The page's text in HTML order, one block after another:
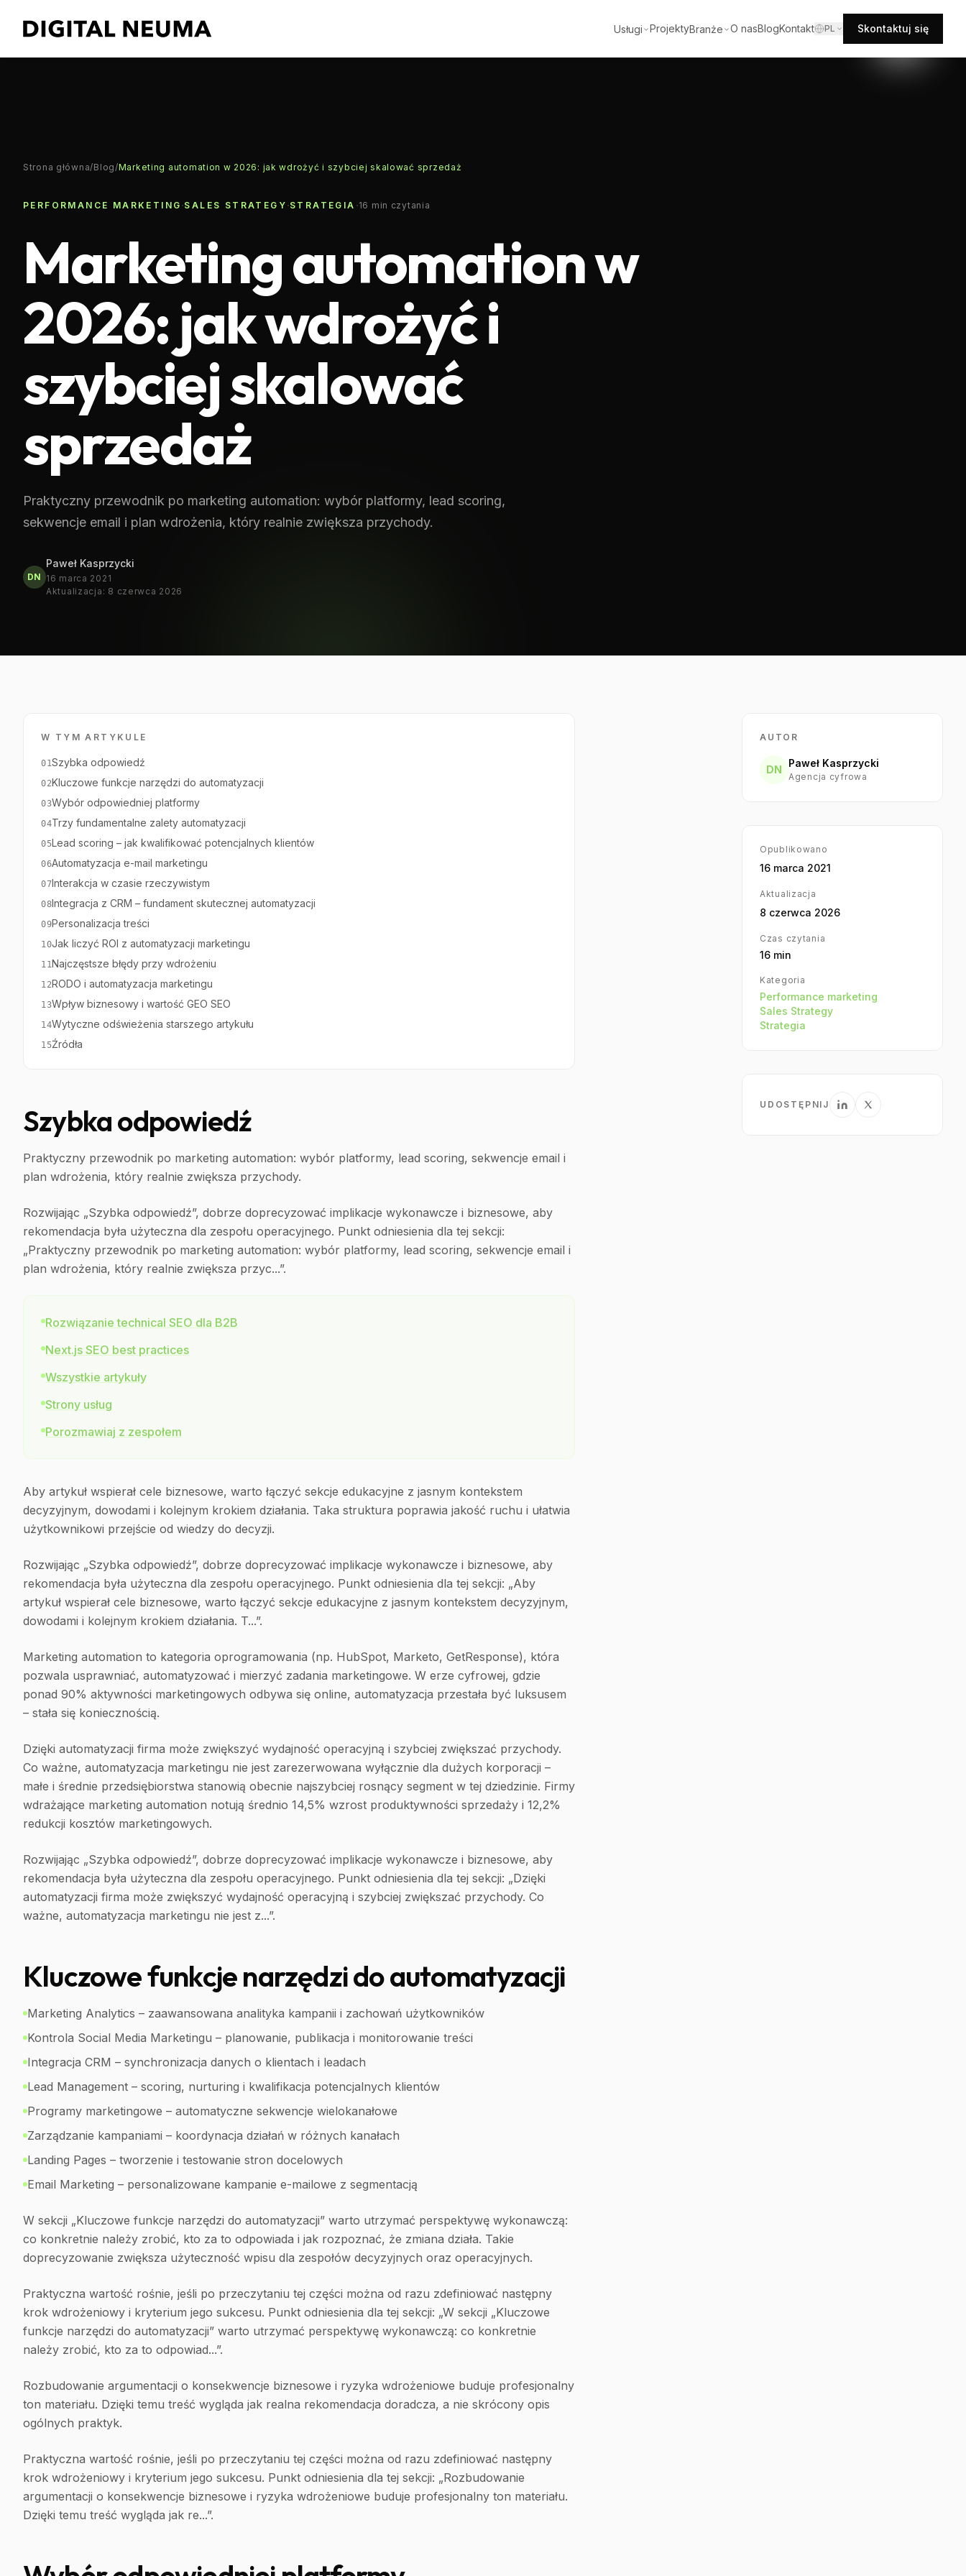
Usługi ProjektyBranże O nasBlogKontakt PL Skontaktuj się
Strona główna/Blog/Marketing automation w 2026: jak wdrożyć i szybciej skalować sprzedaż
PERFORMANCE MARKETING ·SALES STRATEGY ·STRATEGIA ·16 min czytania
Marketing automation w
2026: jak wdrożyć i
szybciej skalować
sprzedaż
Praktyczny przewodnik po marketing automation: wybór platformy, lead scoring,
sekwencje email i plan wdrożenia, który realnie zwiększa przychody.
DN
Paweł Kasprzycki
16 marca 2021
Aktualizacja : 8 czerwca 2026
W TYM ARTYKULE
01Szybka odpowiedź
02Kluczowe funkcje narzędzi do automatyzacji
03Wybór odpowiedniej platformy
04Trzy fundamentalne zalety automatyzacji
05Lead scoring – jak kwalifikować potencjalnych klientów
06Automatyzacja e-mail marketingu
07Interakcja w czasie rzeczywistym
08Integracja z CRM – fundament skutecznej automatyzacji
09Personalizacja treści
10Jak liczyć ROI z automatyzacji marketingu
11Najczęstsze błędy przy wdrożeniu
12RODO i automatyzacja marketingu
13Wpływ biznesowy i wartość GEO SEO
14Wytyczne odświeżenia starszego artykułu
15Źródła
Szybka odpowiedź
Praktyczny przewodnik po marketing automation: wybór platformy, lead scoring, sekwencje email i
plan wdrożenia, który realnie zwiększa przychody.
Rozwijając „Szybka odpowiedź”, dobrze doprecyzować implikacje wykonawcze i biznesowe, aby
rekomendacja była użyteczna dla zespołu operacyjnego. Punkt odniesienia dla tej sekcji:
„Praktyczny przewodnik po marketing automation: wybór platformy, lead scoring, sekwencje email i
plan wdrożenia, który realnie zwiększa przyc...”.
Rozwiązanie technical SEO dla B2B
Next.js SEO best practices
Wszystkie artykuły
Strony usług
Porozmawiaj z zespołem
Aby artykuł wspierał cele biznesowe, warto łączyć sekcje edukacyjne z jasnym kontekstem
decyzyjnym, dowodami i kolejnym krokiem działania. Taka struktura poprawia jakość ruchu i ułatwia
użytkownikowi przejście od wiedzy do decyzji.
Rozwijając „Szybka odpowiedź”, dobrze doprecyzować implikacje wykonawcze i biznesowe, aby
rekomendacja była użyteczna dla zespołu operacyjnego. Punkt odniesienia dla tej sekcji: „Aby
artykuł wspierał cele biznesowe, warto łączyć sekcje edukacyjne z jasnym kontekstem decyzyjnym,
dowodami i kolejnym krokiem działania. T...”.
Marketing automation to kategoria oprogramowania (np. HubSpot, Marketo, GetResponse), która
pozwala usprawniać, automatyzować i mierzyć zadania marketingowe. W erze cyfrowej, gdzie
ponad 90% aktywności marketingowych odbywa się online, automatyzacja przestała być luksusem
– stała się koniecznością.
Dzięki automatyzacji firma może zwiększyć wydajność operacyjną i szybciej zwiększać przychody.
Co ważne, automatyzacja marketingu nie jest zarezerwowana wyłącznie dla dużych korporacji –
małe i średnie przedsiębiorstwa stanowią obecnie najszybciej rosnący segment w tej dziedzinie. Firmy
wdrażające marketing automation notują średnio 14,5% wzrost produktywności sprzedaży i 12,2%
redukcji kosztów marketingowych.
Rozwijając „Szybka odpowiedź”, dobrze doprecyzować implikacje wykonawcze i biznesowe, aby
rekomendacja była użyteczna dla zespołu operacyjnego. Punkt odniesienia dla tej sekcji: „Dzięki
automatyzacji firma może zwiększyć wydajność operacyjną i szybciej zwiększać przychody. Co
ważne, automatyzacja marketingu nie jest z...”.
Kluczowe funkcje narzędzi do automatyzacji
Marketing Analytics – zaawansowana analityka kampanii i zachowań użytkowników
Kontrola Social Media Marketingu – planowanie, publikacja i monitorowanie treści
Integracja CRM – synchronizacja danych o klientach i leadach
Lead Management – scoring, nurturing i kwalifikacja potencjalnych klientów
Programy marketingowe – automatyczne sekwencje wielokanałowe
Zarządzanie kampaniami – koordynacja działań w różnych kanałach
Landing Pages – tworzenie i testowanie stron docelowych
Email Marketing – personalizowane kampanie e-mailowe z segmentacją
W sekcji „Kluczowe funkcje narzędzi do automatyzacji” warto utrzymać perspektywę wykonawczą:
co konkretnie należy zrobić, kto za to odpowiada i jak rozpoznać, że zmiana działa. Takie
doprecyzowanie zwiększa użyteczność wpisu dla zespołów decyzyjnych oraz operacyjnych.
Praktyczna wartość rośnie, jeśli po przeczytaniu tej części można od razu zdefiniować następny
krok wdrożeniowy i kryterium jego sukcesu. Punkt odniesienia dla tej sekcji: „W sekcji „Kluczowe
funkcje narzędzi do automatyzacji” warto utrzymać perspektywę wykonawczą: co konkretnie
należy zrobić, kto za to odpowiad...”.
Rozbudowanie argumentacji o konsekwencje biznesowe i ryzyka wdrożeniowe buduje profesjonalny
ton materiału. Dzięki temu treść wygląda jak realna rekomendacja doradcza, a nie skrócony opis
ogólnych praktyk.
Praktyczna wartość rośnie, jeśli po przeczytaniu tej części można od razu zdefiniować następny
krok wdrożeniowy i kryterium jego sukcesu. Punkt odniesienia dla tej sekcji: „Rozbudowanie
argumentacji o konsekwencje biznesowe i ryzyka wdrożeniowe buduje profesjonalny ton materiału.
Dzięki temu treść wygląda jak re...”.
AUTOR
DN
Paweł Kasprzycki
Agencja cyfrowa
Opublikowano
16 marca 2021
Aktualizacja
8 czerwca 2026
Czas czytania
16 min
Kategoria
Performance marketing
Sales Strategy
Strategia
UDOSTĘPNIJ